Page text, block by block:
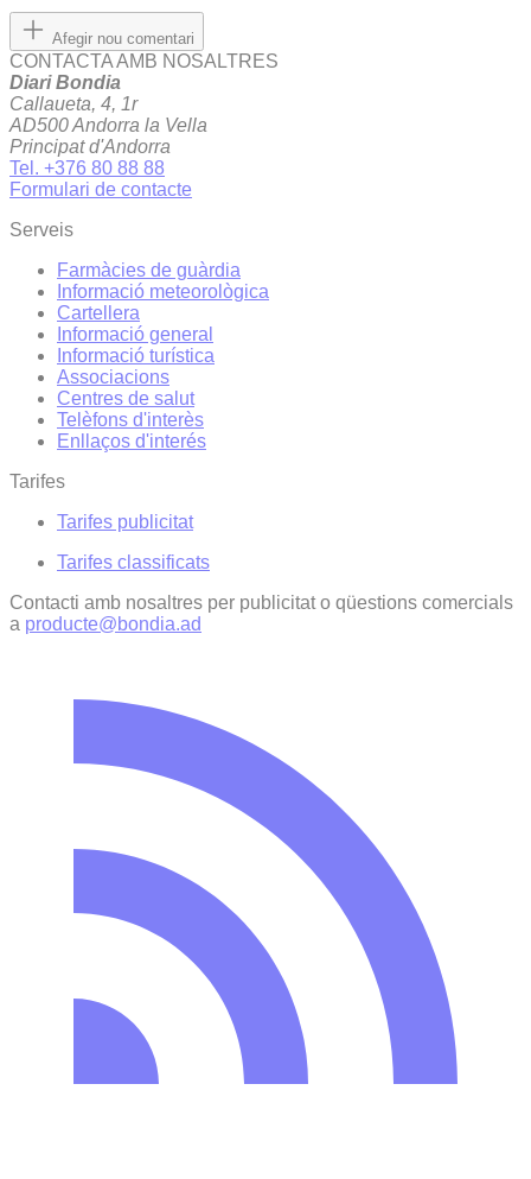
Afegir nou comentari
CONTACTA AMB NOSALTRES
Diari Bondia
Callaueta, 4, 1r
AD500 Andorra la Vella
Principat d'Andorra
Tel. +376 80 88 88
Formulari de contacte
Serveis
Farmàcies de guàrdia
Informació meteorològica
Cartellera
Informació general
Informació turística
Associacions
Centres de salut
Telèfons d'interès
Enllaços d'interés
Tarifes
Tarifes publicitat
Tarifes classificats
Contacti amb nosaltres per publicitat o qüestions comercials
a producte@bondia.ad